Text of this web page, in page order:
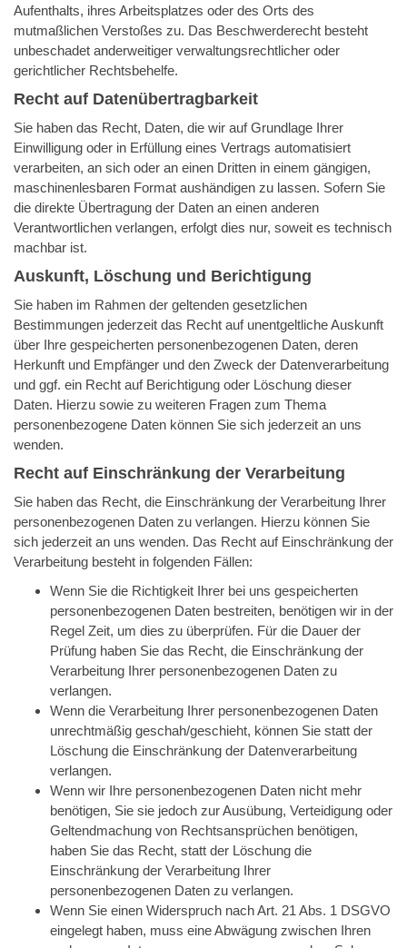
Aufenthalts, ihres Arbeitsplatzes oder des Orts des
mutmaßlichen Verstoßes zu. Das Beschwerderecht besteht
unbeschadet anderweitiger verwaltungsrechtlicher oder
gerichtlicher Rechtsbehelfe.
Recht auf Daten­übertrag­barkeit
Sie haben das Recht, Daten, die wir auf Grundlage Ihrer
Einwilligung oder in Erfüllung eines Vertrags automatisiert
verarbeiten, an sich oder an einen Dritten in einem gängigen,
maschinenlesbaren Format aushändigen zu lassen. Sofern Sie
die direkte Übertragung der Daten an einen anderen
Verantwortlichen verlangen, erfolgt dies nur, soweit es technisch
machbar ist.
Auskunft, Löschung und Berichtigung
Sie haben im Rahmen der geltenden gesetzlichen
Bestimmungen jederzeit das Recht auf unentgeltliche Auskunft
über Ihre gespeicherten personenbezogenen Daten, deren
Herkunft und Empfänger und den Zweck der Datenverarbeitung
und ggf. ein Recht auf Berichtigung oder Löschung dieser
Daten. Hierzu sowie zu weiteren Fragen zum Thema
personenbezogene Daten können Sie sich jederzeit an uns
wenden.
Recht auf Einschränkung der Verarbeitung
Sie haben das Recht, die Einschränkung der Verarbeitung Ihrer
personenbezogenen Daten zu verlangen. Hierzu können Sie
sich jederzeit an uns wenden. Das Recht auf Einschränkung der
Verarbeitung besteht in folgenden Fällen:
Wenn Sie die Richtigkeit Ihrer bei uns gespeicherten
personenbezogenen Daten bestreiten, benötigen wir in der
Regel Zeit, um dies zu überprüfen. Für die Dauer der
Prüfung haben Sie das Recht, die Einschränkung der
Verarbeitung Ihrer personenbezogenen Daten zu
verlangen.
Wenn die Verarbeitung Ihrer personenbezogenen Daten
unrechtmäßig geschah/geschieht, können Sie statt der
Löschung die Einschränkung der Datenverarbeitung
verlangen.
Wenn wir Ihre personenbezogenen Daten nicht mehr
benötigen, Sie sie jedoch zur Ausübung, Verteidigung oder
Geltendmachung von Rechtsansprüchen benötigen,
haben Sie das Recht, statt der Löschung die
Einschränkung der Verarbeitung Ihrer
personenbezogenen Daten zu verlangen.
Wenn Sie einen Widerspruch nach Art. 21 Abs. 1 DSGVO
eingelegt haben, muss eine Abwägung zwischen Ihren